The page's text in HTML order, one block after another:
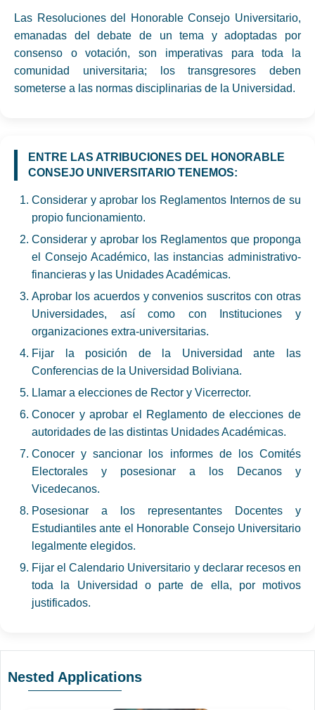
Las Resoluciones del Honorable Consejo Universitario,
emanadas del debate de un tema y adoptadas por
consenso o votación, son imperativas para toda la
comunidad universitaria; los transgresores deben
someterse a las normas disciplinarias de la Universidad.
ENTRE LAS ATRIBUCIONES DEL HONORABLE
CONSEJO UNIVERSITARIO TENEMOS:
Considerar y aprobar los Reglamentos Internos de su
propio funcionamiento.
Considerar y aprobar los Reglamentos que proponga
el Consejo Académico, las instancias administrativo-
financieras y las Unidades Académicas.
Aprobar los acuerdos y convenios suscritos con otras
Universidades, así como con Instituciones y
organizaciones extra-universitarias.
Fijar la posición de la Universidad ante las
Conferencias de la Universidad Boliviana.
Llamar a elecciones de Rector y Vicerrector.
Conocer y aprobar el Reglamento de elecciones de
autoridades de las distintas Unidades Académicas.
Conocer y sancionar los informes de los Comités
Electorales y posesionar a los Decanos y
Vicedecanos.
Posesionar a los representantes Docentes y
Estudiantiles ante el Honorable Consejo Universitario
legalmente elegidos.
Fijar el Calendario Universitario y declarar recesos en
toda la Universidad o parte de ella, por motivos
justificados.
Nested Applications